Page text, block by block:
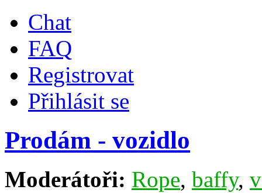
Chat
FAQ
Registrovat
Přihlásit se
Prodám - vozidlo
Moderátoři: Rope, baffy,